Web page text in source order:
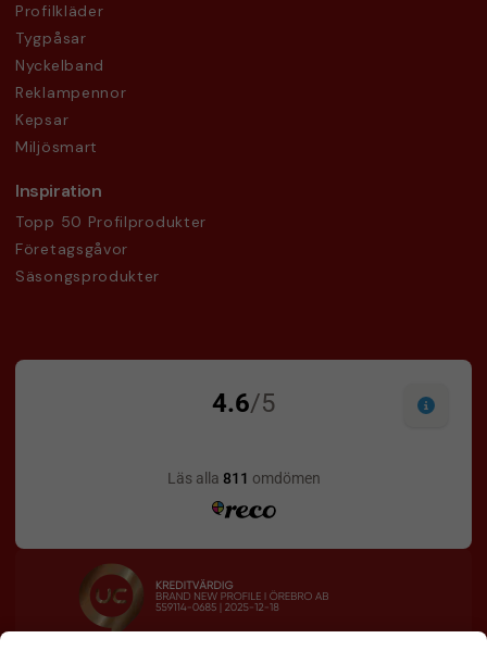
Profilkläder
Tygpåsar
Nyckelband
Reklampennor
Kepsar
Miljösmart
Inspiration
Topp 50 Profilprodukter
Företagsgåvor
Säsongsprodukter